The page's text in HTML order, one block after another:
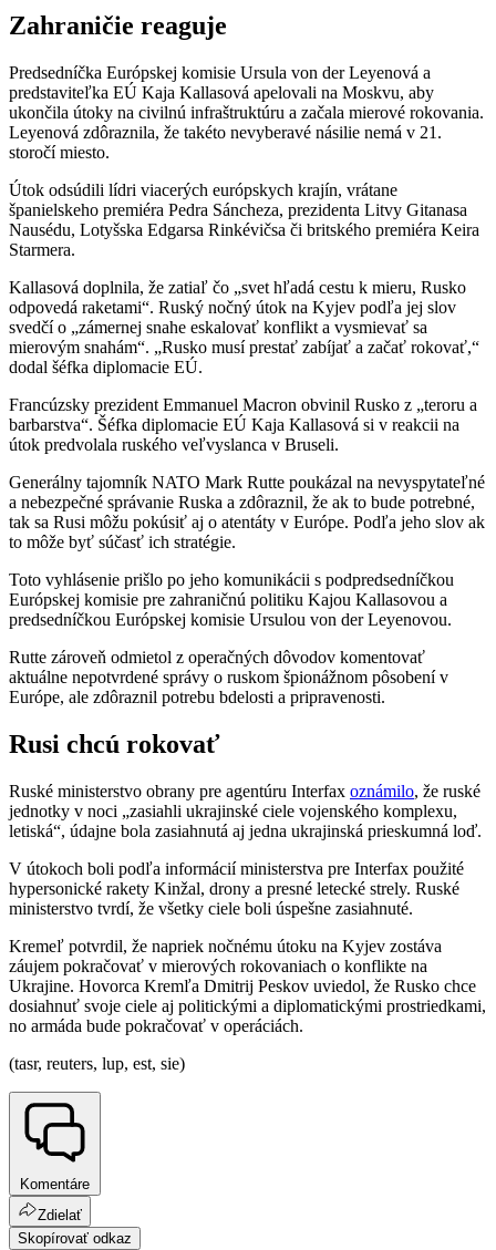
Zahraničie reaguje
Predsedníčka Európskej komisie Ursula von der Leyenová a
predstaviteľka EÚ Kaja Kallasová apelovali na Moskvu, aby
ukončila útoky na civilnú infraštruktúru a začala mierové rokovania.
Leyenová zdôraznila, že takéto nevyberavé násilie nemá v 21.
storočí miesto.
Útok odsúdili lídri viacerých európskych krajín, vrátane
španielskeho premiéra Pedra Sáncheza, prezidenta Litvy Gitanasa
Nausédu, Lotyšska Edgarsa Rinkévičsa či britského premiéra Keira
Starmera.
Kallasová doplnila, že zatiaľ čo „svet hľadá cestu k mieru, Rusko
odpovedá raketami“. Ruský nočný útok na Kyjev podľa jej slov
svedčí o „zámernej snahe eskalovať konflikt a vysmievať sa
mierovým snahám“. „Rusko musí prestať zabíjať a začať rokovať,“
dodal šéfka diplomacie EÚ.
Francúzsky prezident Emmanuel Macron obvinil Rusko z „teroru a
barbarstva“. Šéfka diplomacie EÚ Kaja Kallasová si v reakcii na
útok predvolala ruského veľvyslanca v Bruseli.
Generálny tajomník NATO Mark Rutte poukázal na nevyspytateľné
a nebezpečné správanie Ruska a zdôraznil, že ak to bude potrebné,
tak sa Rusi môžu pokúsiť aj o atentáty v Európe. Podľa jeho slov ak
to môže byť súčasť ich stratégie.
Toto vyhlásenie prišlo po jeho komunikácii s podpredsedníčkou
Európskej komisie pre zahraničnú politiku Kajou Kallasovou a
predsedníčkou Európskej komisie Ursulou von der Leyenovou.
Rutte zároveň odmietol z operačných dôvodov komentovať
aktuálne nepotvrdené správy o ruskom špionážnom pôsobení v
Európe, ale zdôraznil potrebu bdelosti a pripravenosti.
Rusi chcú rokovať
Ruské ministerstvo obrany pre agentúru Interfax oznámilo, že ruské
jednotky v noci „zasiahli ukrajinské ciele vojenského komplexu,
letiská“, údajne bola zasiahnutá aj jedna ukrajinská prieskumná loď.
V útokoch boli podľa informácií ministerstva pre Interfax použité
hypersonické rakety Kinžal, drony a presné letecké strely. Ruské
ministerstvo tvrdí, že všetky ciele boli úspešne zasiahnuté.
Kremeľ potvrdil, že napriek nočnému útoku na Kyjev zostáva
záujem pokračovať v mierových rokovaniach o konflikte na
Ukrajine. Hovorca Kremľa Dmitrij Peskov uviedol, že Rusko chce
dosiahnuť svoje ciele aj politickými a diplomatickými prostriedkami,
no armáda bude pokračovať v operáciách.
(tasr, reuters, lup, est, sie)
Komentáre
Zdielať
Skopírovať odkaz